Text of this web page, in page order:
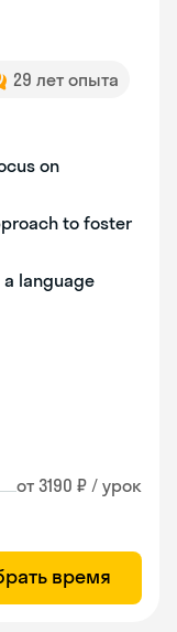
29 лет опыта
on
to foster
language
от 3190 ₽ / урок
время